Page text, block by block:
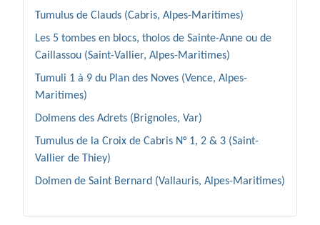
Tumulus de Clauds (Cabris, Alpes-Maritimes)
Les 5 tombes en blocs, tholos de Sainte-Anne ou de
Caillassou (Saint-Vallier, Alpes-Maritimes)
Tumuli 1 à 9 du Plan des Noves (Vence, Alpes-
Maritimes)
Dolmens des Adrets (Brignoles, Var)
Tumulus de la Croix de Cabris N° 1, 2 & 3 (Saint-
Vallier de Thiey)
Dolmen de Saint Bernard (Vallauris, Alpes-Maritimes)